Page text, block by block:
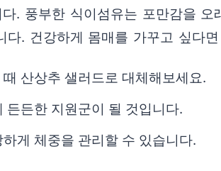
. 풍부한 식이섬유는 포만감을
다. 건강하게 몸매를 가꾸고 싶다
산상추 샐러드로 대체해보세요.
든든한 지원군이 될 것입니다.
게 체중을 관리할 수 있습니다.